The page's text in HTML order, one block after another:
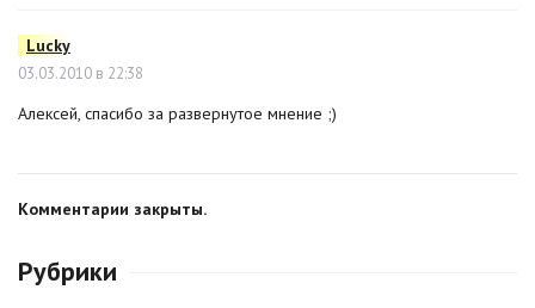
Lucky
03.03.2010 в 22:38
Алексей, спасибо за развернутое мнение ;)
Комментарии закрыты.
Рубрики